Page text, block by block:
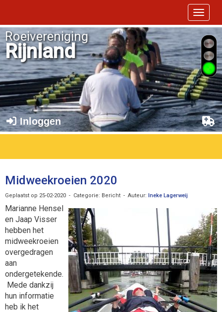
Toggle
Roeivereniging
Rijnland
Inloggen
Midweekroeien 2020
Geplaatst op 25-02-2020 - Categorie: Bericht - Auteur: Ineke Lagerweij
Marianne Hensel
en Jaap Visser
hebben het
midweekroeien
overgedragen
aan
ondergetekende.
Mede dankzij
hun informatie
heb ik het